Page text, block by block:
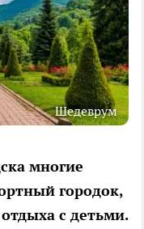
Шедеврум
многие
городок,
с детьми.